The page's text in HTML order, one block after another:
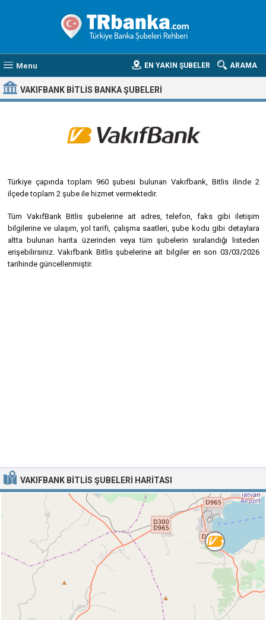
Menu ARAMA
EN YAKIN ŞUBELER
VAKIFBANK BITLIS BANKA ŞUBELERI
Türkiye çapında toplam 960 şubesi bulunan Vakıfbank, Bitlis ilinde 2
ilçede toplam 2 şube ile hizmet vermektedir.
Tüm VakıfBank Bitlis şubelerine ait adres, telefon, faks gibi iletişim
bilgilerine ve ulaşım, yol tarifi, çalışma saatleri, şube kodu gibi detaylara
altta bulunan harita üzerinden veya tüm şubelerin sıralandığı listeden
erişebilirsiniz. Vakıfbank Bitlis şubelerine ait bilgiler en son 03/03/2026
tarihinde güncellenmiştir.
VAKIFBANK BITLIS ŞUBELERI HARITASI